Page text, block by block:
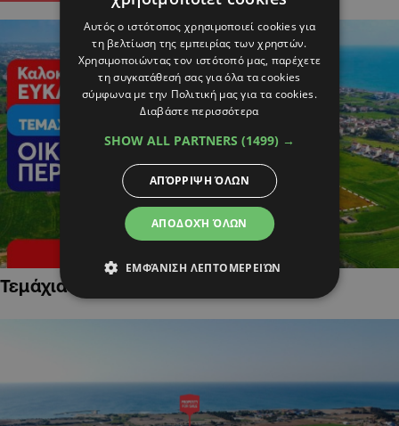
Τεμάχια Γης σε Οικιστικές Περιοχές
Αυτός ο ιστότοπος χρησιμοποιεί cookies για
τη βελτίωση της εμπειρίας των χρηστών.
Χρησιμοποιώντας τον ιστότοπό μας, παρέχετε
τη συγκατάθεσή σας για όλα τα cookies
σύμφωνα με την Πολιτική μας για τα cookies.
Διαβάστε περισσότερα
SHOW ALL PARTNERS (1499) →
ΑΠΟΔΟΧΉ ΌΛΩΝ
ΑΠΌΡΡΙΨΗ ΌΛΩΝ
ΕΜΦΆΝΙΣΗ ΛΕΠΤΟΜΕΡΕΙΏΝ